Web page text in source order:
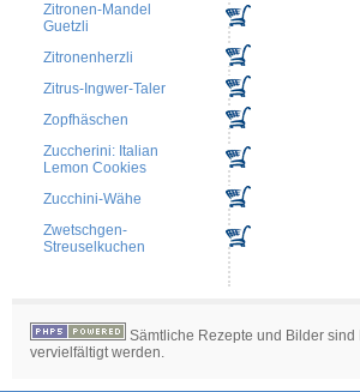
Zitronen-Mandel
Guetzli
Zitronenherzli
Zitrus-Ingwer-Taler
Zopfhäschen
Zuccherini: Italian
Lemon Cookies
Zucchini-Wähe
Zwetschgen-
Streuselkuchen
Sämtliche Rezepte und Bilder
vervielfältigt werden.